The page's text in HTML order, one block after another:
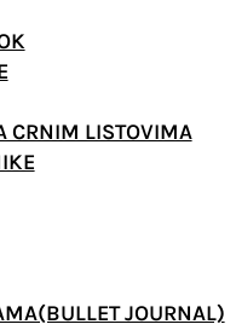
CRNIM LISTOVIMA
JOURNAL)